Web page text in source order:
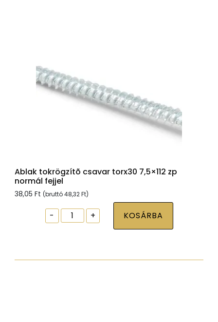
Ablak tokrögzítõ csavar torx30 7,5×112 zp
normál fejjel
38,05 Ft (bruttó48,32Ft)
-
Ablak
tokrögzítõ
7,5x112
+ KOSÁRBA